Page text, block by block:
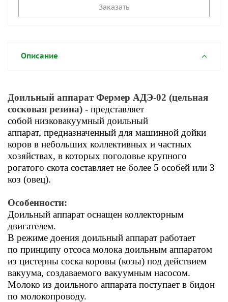
Заказать
Описание
Доильный аппарат Фермер АДЭ-02 (цельная
сосковая резина) - представляет
собой низковакуумный доильный
аппарат, предназначенный для машинной дойки
коров в небольших коллективных и частных
хозяйствах, в которых поголовье крупного
рогатого скота составляет не более 5 особей или 3
коз (овец).
Особенности:
Доильный аппарат оснащен коллекторным
двигателем.
В режиме доения доильный аппарат работает
по принципу отсоса молока доильным аппаратом
из цистерны соска коровы (козы) под действием
вакуума, создаваемого вакуумным насосом.
Молоко из доильного аппарата поступает в бидон
по молокопроводу.